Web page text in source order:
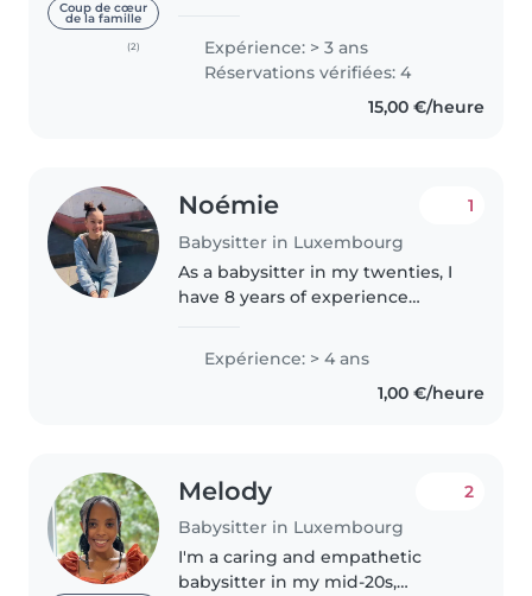
Coup de cœur
de la famille
(2)
obtenu mon diplôme en
marketing, médias et
communication, et en ce
moment j’entame une année..
Expérience: > 3 ans
Réservations vérifiées: 4
15,00 €/heure
Noémie
Babysitter in Luxembourg
1
As a babysitter in my twenties, I
have 8 years of experience
children, and teenagers. I am
caring, patient, and friendly,
Expérience: > 4 ans
1,00 €/heure
Melody
Babysitter in Luxembourg
2
I'm a caring and empathetic
babysitter in my mid-20s,